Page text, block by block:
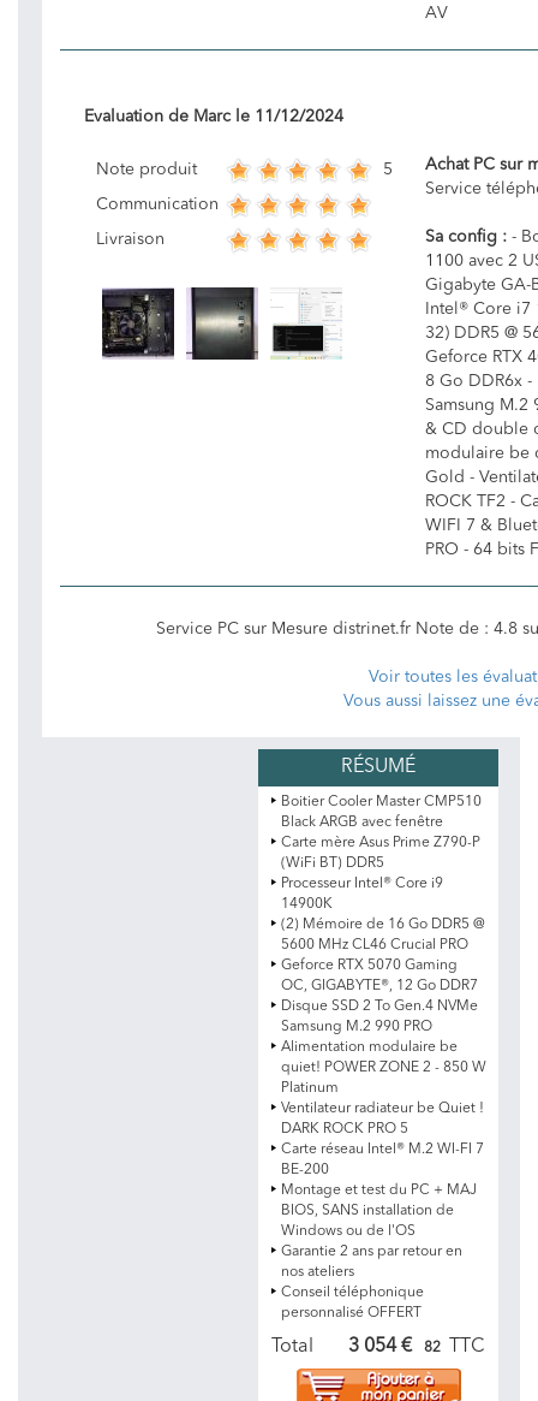
AV
Evaluation de Marcle 11/12/2024
Note produit 5
Communication
Livraison
Achat PC sur
Service
Sa config : -
1100 avec 2
Gigabyte GA-
Intel® Core
32) DDR5 @
Geforce RTX
8 Go DDR6x -
Samsung M.2
& CD double
modulaire be
Gold -
ROCK TF2 -
WIFI 7 &
PRO - 64 bits
Service PC sur Mesure distrinet.fr Note de : 4.8
Voir toutes les
Vous aussi laissez une
Boitier Cooler Master CMP510
Black ARGB avec fenêtre
Carte mère Asus Prime Z790-P
(WiFi BT) DDR5
Processeur Intel® Core i9
14900K
(2) Mémoire de 16 Go DDR5 @
5600 MHz CL46 Crucial PRO
Geforce RTX 5070 Gaming
OC, GIGABYTE®, 12 Go DDR7
Disque SSD 2 To Gen.4 NVMe
Samsung M.2 990 PRO
Alimentation modulaire be
quiet! POWER ZONE 2 - 850 W
Platinum
Ventilateur radiateur be Quiet !
DARK ROCK PRO 5
Carte réseau Intel® M.2 WI-FI 7
BE-200
Montage et test du PC + MAJ
BIOS, SANS installation de
Windows ou de l'OS
Garantie 2 ans par retour en
nos ateliers
Conseil téléphonique
personnalisé OFFERT
Total 3 054 € 82 TTC